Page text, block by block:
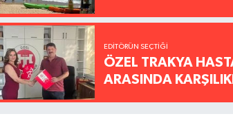
EDITÖRÜN SEÇTIĞI
ÖZEL TRAKYA
ARASINDA